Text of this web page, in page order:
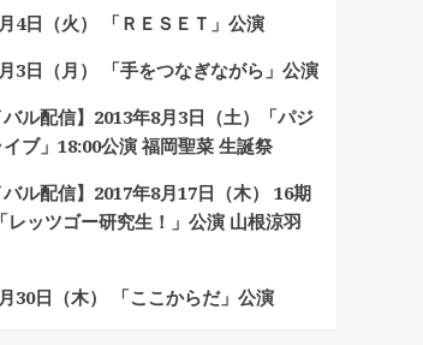
4日（火） 「ＲＥＳＥＴ」公演
3日（月） 「手をつなぎながら」公演
バル配信】2013年8月3日（土）「パジ
ブ」18:00公演 福岡聖菜 生誕祭
バル配信】2017年8月17日（木） 16期
レッツゴー研究生！」公演 山根涼羽
30日（木） 「ここからだ」公演